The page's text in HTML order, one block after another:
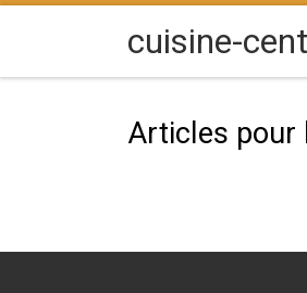
cuisine-
Articles pour